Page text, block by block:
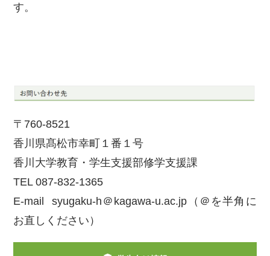
す。
〒760-8521
香川県髙松市幸町１番１号
香川大学教育・学生支援部修学支援課
TEL 087-832-1365
E-mail syugaku-h＠kagawa-u.ac.jp（＠を半角に
お直しください）